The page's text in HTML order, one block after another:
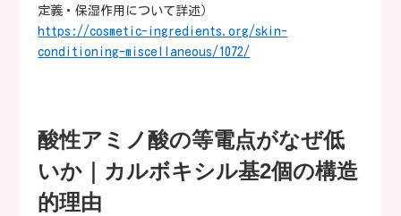
定義・保湿作用について詳述）
https://cosmetic-ingredients.org/skin-
conditioning-miscellaneous/1072/
酸性アミノ酸の等電点がなぜ低
いか｜カルボキシル基2個の構造
的理由